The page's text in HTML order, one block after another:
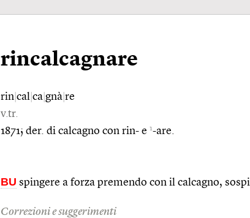
rincalcagnare
rin cal ca gnà re
v.tr.
1871; der. di calcagno con rin- e 1-are.
BU spingere a forza premendo con il calcagno,
Correzioni e suggerimenti